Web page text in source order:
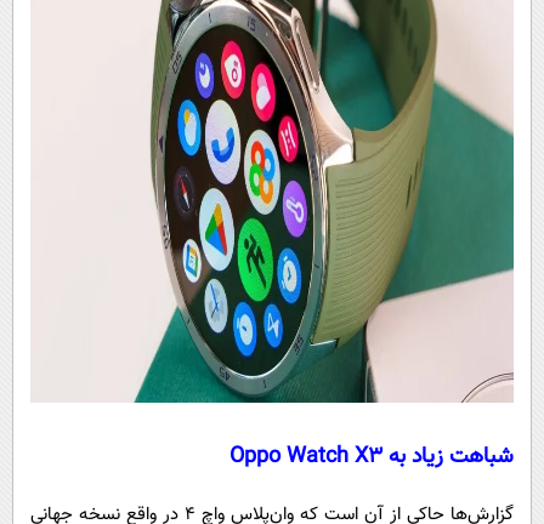
شباهت زیاد به Oppo Watch X3
گزارش‌ها حاکی از آن است که وان‌پلاس واچ ۴ در واقع نسخه جهانی